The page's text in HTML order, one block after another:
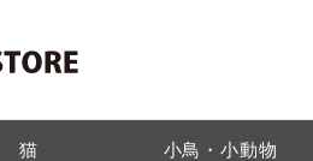
検索
猫 小鳥・小動物